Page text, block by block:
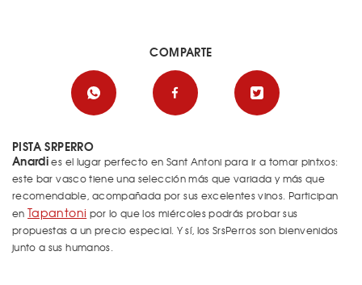
PISTA SRPERRO
Anardies el lugar perfecto en Sant Antoni para ir a tomar pintxos:
este bar vasco tiene una selección más que variada y más que
recomendable, acompañada por sus excelentes vinos. Participan
enTapantoni por lo que los miércoles podrás probar sus
propuestas a un precio especial. Y sí, los SrsPerros son bienvenidos
junto a sus humanos.
COMPARTE